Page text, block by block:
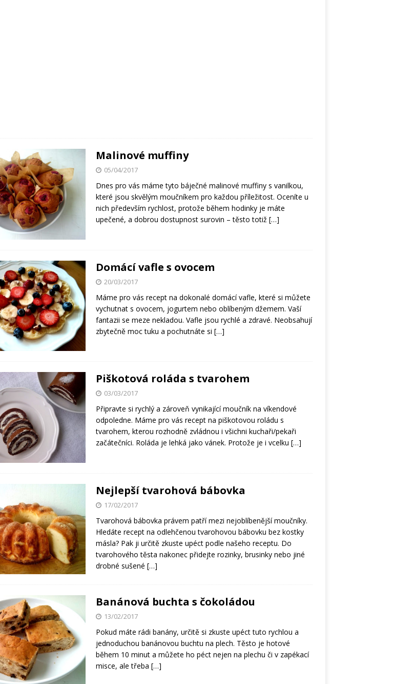
Malinové muffiny
05/04/2017
Dnes pro vás máme tyto báječné malinové muffiny s vanilkou,
které jsou skvělým moučníkem pro každou příležitost. Oceníte u
nich především rychlost, protože během hodinky je máte
upečené, a dobrou dostupnost surovin – těsto totiž […]
Domácí vafle s ovocem
20/03/2017
Máme pro vás recept na dokonalé domácí vafle, které si můžete
vychutnat s ovocem, jogurtem nebo oblíbeným džemem. Vaší
fantazii se meze nekladou. Vafle jsou rychlé a zdravé. Neobsahují
zbytečně moc tuku a pochutnáte si […]
Piškotová roláda s tvarohem
03/03/2017
Připravte si rychlý a zároveň vynikající moučník na víkendové
odpoledne. Máme pro vás recept na piškotovou roládu s
tvarohem, kterou rozhodně zvládnou i všichni kuchaři/pekaři
začátečníci. Roláda je lehká jako vánek. Protože je i vcelku […]
Nejlepší tvarohová bábovka
17/02/2017
Tvarohová bábovka právem patří mezi nejoblíbenější moučníky.
Hledáte recept na odlehčenou tvarohovou bábovku bez kostky
másla? Pak ji určitě zkuste upéct podle našeho receptu. Do
tvarohového těsta nakonec přidejte rozinky, brusinky nebo jiné
drobné sušené […]
Banánová buchta s čokoládou
13/02/2017
Pokud máte rádi banány, určitě si zkuste upéct tuto rychlou a
jednoduchou banánovou buchtu na plech. Těsto je hotové
během 10 minut a můžete ho péct nejen na plechu či v zapékací
misce, ale třeba […]